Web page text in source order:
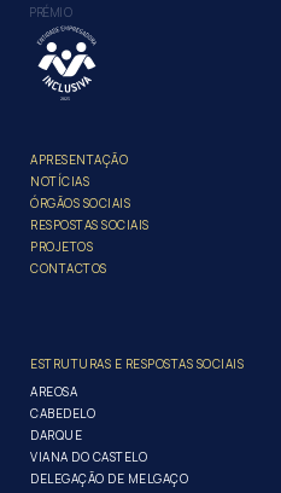
PRÉMIO
APRESENTAÇÃO
NOTÍCIAS
ÓRGÃOS SOCIAIS
RESPOSTAS SOCIAIS
PROJETOS
CONTACTOS
ESTRUTURAS E RESPOSTAS SOCIAIS
AREOSA
CABEDELO
DARQUE
VIANA DO CASTELO
DELEGAÇÃO DE MELGAÇO